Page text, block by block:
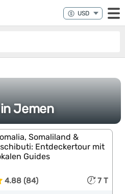
Jemen
Somaliland &
Entdeckertour mit
Guides
4.88 (84) 7 T